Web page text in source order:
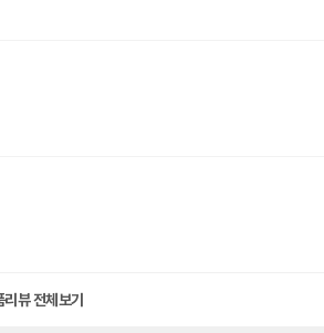
리뷰 전체보기